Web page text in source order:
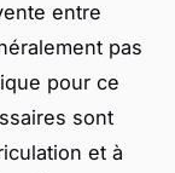
entre
pas
pour ce
sont
et à